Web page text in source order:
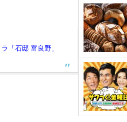
「石邸 富良野」